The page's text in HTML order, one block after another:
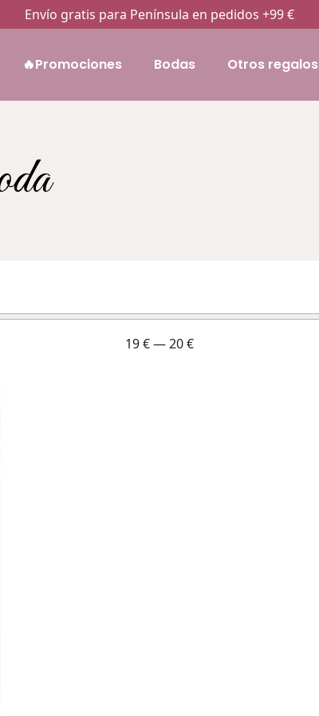
Envío gratis para Península en pedidos +99 €
🔥Promociones Bodas Otros regalos
19€—20€